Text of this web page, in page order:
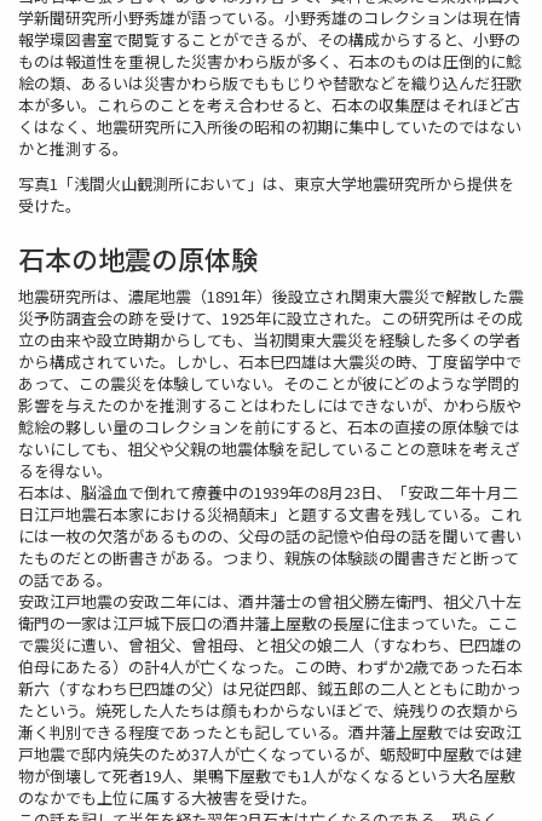
学新聞研究所小野秀雄が語っている。小野秀雄のコレクションは現在情
報学環図書室で閲覧することができるが、その構成からすると、小野の
ものは報道性を重視した災害かわら版が多く、石本のものは圧倒的に鯰
絵の類、あるいは災害かわら版でももじりや替歌などを織り込んだ狂歌
本が多い。これらのことを考え合わせると、石本の収集歴はそれほど古
くはなく、地震研究所に入所後の昭和の初期に集中していたのではない
かと推測する。
写真1「浅間火山観測所において」は、東京大学地震研究所から提供を
受けた。
石本の地震の原体験
地震研究所は、濃尾地震（1891年）後設立され関東大震災で解散した震
災予防調査会の跡を受けて、1925年に設立された。この研究所はその成
立の由来や設立時期からしても、当初関東大震災を経験した多くの学者
から構成されていた。しかし、石本巳四雄は大震災の時、丁度留学中で
あって、この震災を体験していない。そのことが彼にどのような学問的
影響を与えたのかを推測することはわたしにはできないが、かわら版や
鯰絵の夥しい量のコレクションを前にすると、石本の直接の原体験では
ないにしても、祖父や父親の地震体験を記していることの意味を考えざ
るを得ない。
石本は、脳溢血で倒れて療養中の1939年の8月23日、「安政二年十月二
日江戸地震石本家における災禍顛末」と題する文書を残している。これ
には一枚の欠落があるものの、父母の話の記憶や伯母の話を聞いて書い
たものだとの断書きがある。つまり、親族の体験談の聞書きだと断って
の話である。
安政江戸地震の安政二年には、酒井藩士の曾祖父勝左衛門、祖父八十左
衛門の一家は江戸城下辰口の酒井藩上屋敷の長屋に住まっていた。ここ
で震災に遭い、曾祖父、曾祖母、と祖父の娘二人（すなわち、巳四雄の
伯母にあたる）の計4人が亡くなった。この時、わずか2歳であった石本
新六（すなわち巳四雄の父）は兄従四郎、鉞五郎の二人とともに助かっ
たという。焼死した人たちは顔もわからないほどで、焼残りの衣類から
漸く判別できる程度であったとも記している。酒井藩上屋敷では安政江
戸地震で邸内焼失のため37人が亡くなっているが、蛎殻町中屋敷では建
物が倒壊して死者19人、巣鴨下屋敷でも1人がなくなるという大名屋敷
のなかでも上位に属する大被害を受けた。